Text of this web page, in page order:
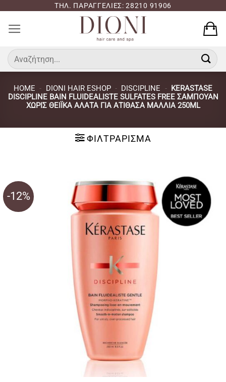
περιεχόμενο
ΤΗΛ. ΠΑΡΑΓΓΕΛΙΕΣ: 28210 91906
Αναζήτηση
για:
HOME - DIONI HAIR ESHOP - DISCIPLINE - KERASTASE
DISCIPLINE BAIN FLUIDEALISTE SULFATES FREE ΣΑΜΠΟΥΆΝ
ΧΩΡΊΣ ΘΕΙΪΚΆ ΆΛΑΤΑ ΓΙΑ ΑΤΊΘΑΣΑ ΜΑΛΛΙΆ 250ML
ΦΙΛΤΡΆΡΙΣΜΑ
-12%